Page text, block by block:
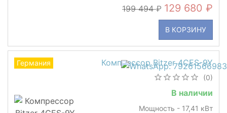
199 494 129 680
В КОРЗИНУ
Компрессор Bitzer 4CES-9Y
(0)
В наличии
Мощность - 17,41 кВт
Германия